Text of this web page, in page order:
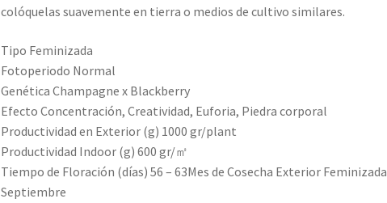
colóquelas suavemente en tierra o medios de cultivo similares.
Tipo Feminizada
Fotoperiodo Normal
Genética Champagne x Blackberry
Efecto Concentración, Creatividad, Euforia, Piedra corporal
Productividad en Exterior (g) 1000 gr/plant
Productividad Indoor (g) 600 gr/㎡
Tiempo de Floración (días) 56 – 63Mes de Cosecha Exterior Feminizada
Septiembre